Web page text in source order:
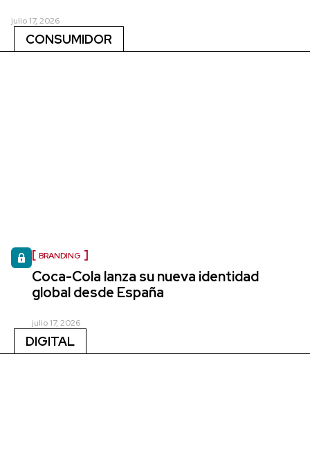
julio 17, 2026
CONSUMIDOR
BRANDING
Coca-Cola lanza su nueva identidad
global desde España
julio 17, 2026
DIGITAL